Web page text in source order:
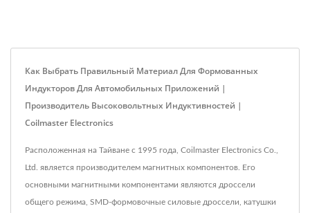
Как Выбрать Правильный Материал Для Формованных
Индукторов Для Автомобильных Приложений |
Производитель Высоковольтных Индуктивностей |
Coilmaster Electronics
Расположенная на Тайване с 1995 года, Coilmaster Electronics Co.,
Ltd. является производителем магнитных компонентов. Его
основными магнитными компонентами являются дроссели
общего режима, SMD-формовочные силовые дроссели, катушки